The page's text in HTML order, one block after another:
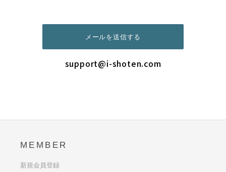
メールを送信する
support@i-shoten.com
MEMBER
新規会員登録